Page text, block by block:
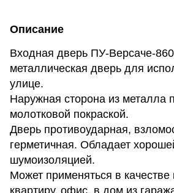
Описание
Входная дверь ПУ-Версаче-
металлическая дверь для
улице.
Наружная сторона из металла
молотковой покраской.
Дверь противоударная,
герметичная. Обладает
шумоизоляцией.
Может применяться в